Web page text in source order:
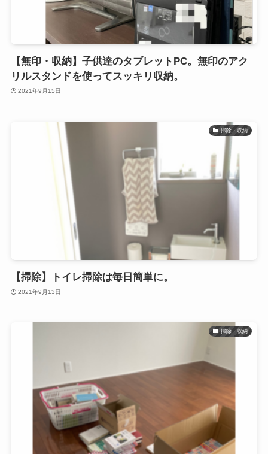
【無印・収納】子供達のタブレットPC。無印のアク
リルスタンドを使ってスッキリ収納。
2021年9月15日
掃除・収納
【掃除】トイレ掃除は毎日簡単に。
2021年9月13日
掃除・収納